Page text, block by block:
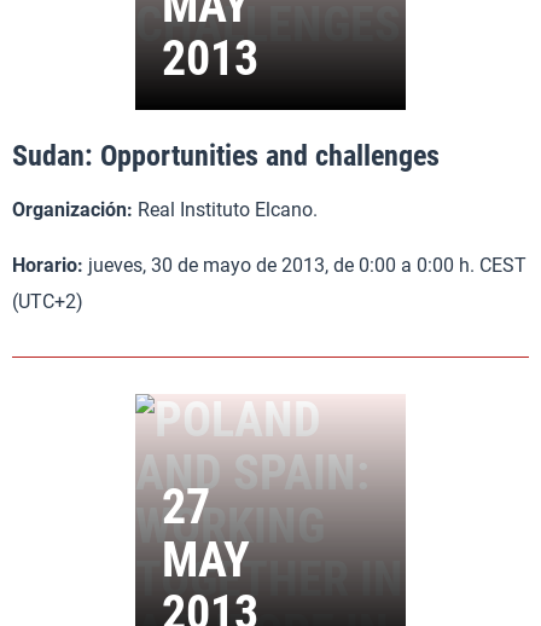
Sudan: Opportunities and challenges
Organización: Real Instituto Elcano.
Horario: jueves, 30 de mayo de 2013, de 0:00 a 0:00 h. CEST
(UTC+2)